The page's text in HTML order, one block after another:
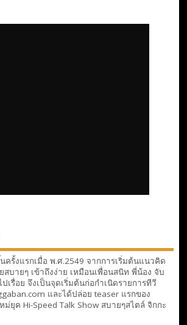
ครั้งแรกเมื่อ พ.ศ.2549 จากการเริ่มต้นแนวคิด
บายๆ เข้าถึงง่าย เหมือนเพื่อนสนิท พี่น้อง จับ
เรื่อย จึงเป็นจุดเริ่มต้นก่อกำเนิดรายการทีวี
และได้ปล่อย teaser แรกของ
ม่ยุค Hi-Speed Talk Show สบายๆสไตล์ จิกกะ